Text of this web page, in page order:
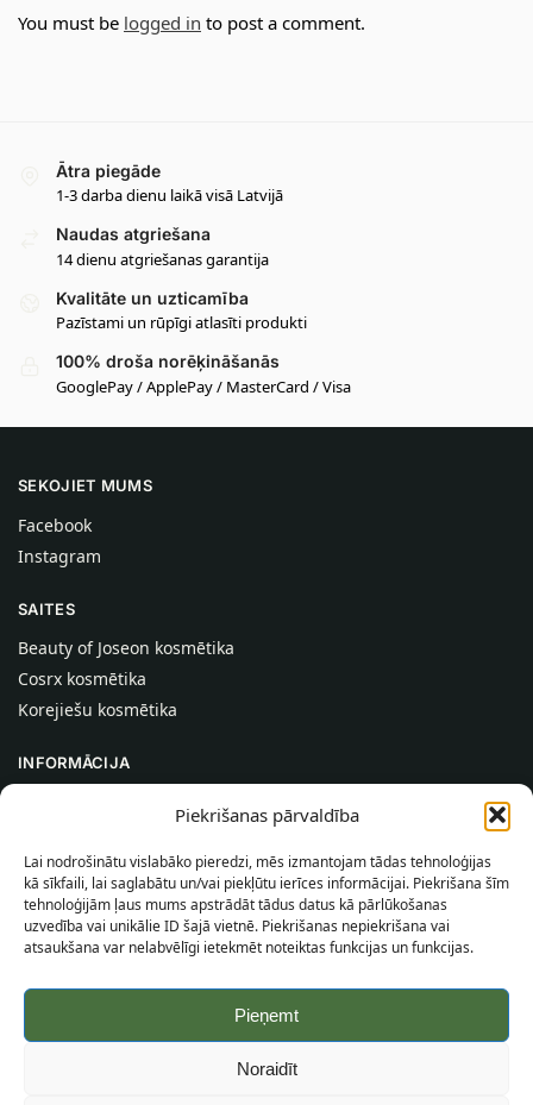
Piekrišanas pārvaldība
Lai nodrošinātu vislabāko pieredzi, mēs izmantojam tādas tehnoloģijas
kā sīkfaili, lai saglabātu un/vai piekļūtu ierīces informācijai. Piekrišana šīm
tehnoloģijām ļaus mums apstrādāt tādus datus kā pārlūkošanas
uzvedība vai unikālie ID šajā vietnē. Piekrišanas nepiekrišana vai
atsaukšana var nelabvēlīgi ietekmēt noteiktas funkcijas un funkcijas.
Pieņemt
Noraidīt
You must be logged in to post a comment.
Ātra piegāde
1-3 darba dienu laikā visā Latvijā
Naudas atgriešana
14 dienu atgriešanas garantija
Kvalitāte un uzticamība
Pazīstami un rūpīgi atlasīti produkti
100% droša norēķināšanās
GooglePay / ApplePay / MasterCard / Visa
SEKOJIET MUMS
Facebook
Instagram
SAITES
Beauty of Joseon kosmētika
Cosrx kosmētika
Korejiešu kosmētika
INFORMĀCIJA
Palīdzība
INFORMĀCIJA PIRCĒJAM
Piegādes nosacījumi
Noteikumi un nosacījumi
Vietnes karte